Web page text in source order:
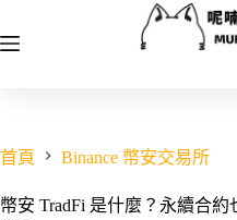
至
容
首頁 Binance 幣安交易所
幣安 TradFi 是什麼？永續合